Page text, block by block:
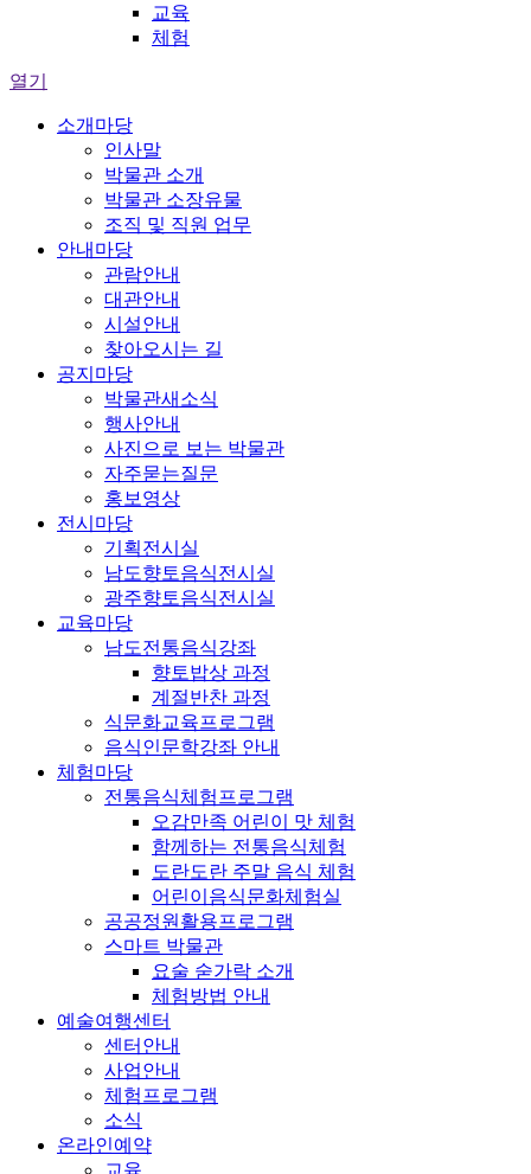
교육
체험
열기
소개마당
인사말
박물관 소개
박물관 소장유물
조직 및 직원 업무
안내마당
관람안내
대관안내
시설안내
찾아오시는 길
공지마당
박물관새소식
행사안내
사진으로 보는 박물관
자주묻는질문
홍보영상
전시마당
기획전시실
남도향토음식전시실
광주향토음식전시실
교육마당
남도전통음식강좌
향토밥상 과정
계절반찬 과정
식문화교육프로그램
음식인문학강좌 안내
체험마당
전통음식체험프로그램
오감만족 어린이 맛 체험
함께하는 전통음식체험
도란도란 주말 음식 체험
어린이음식문화체험실
공공정원활용프로그램
스마트 박물관
요술 숟가락 소개
체험방법 안내
예술여행센터
센터안내
사업안내
체험프로그램
소식
온라인예약
교육